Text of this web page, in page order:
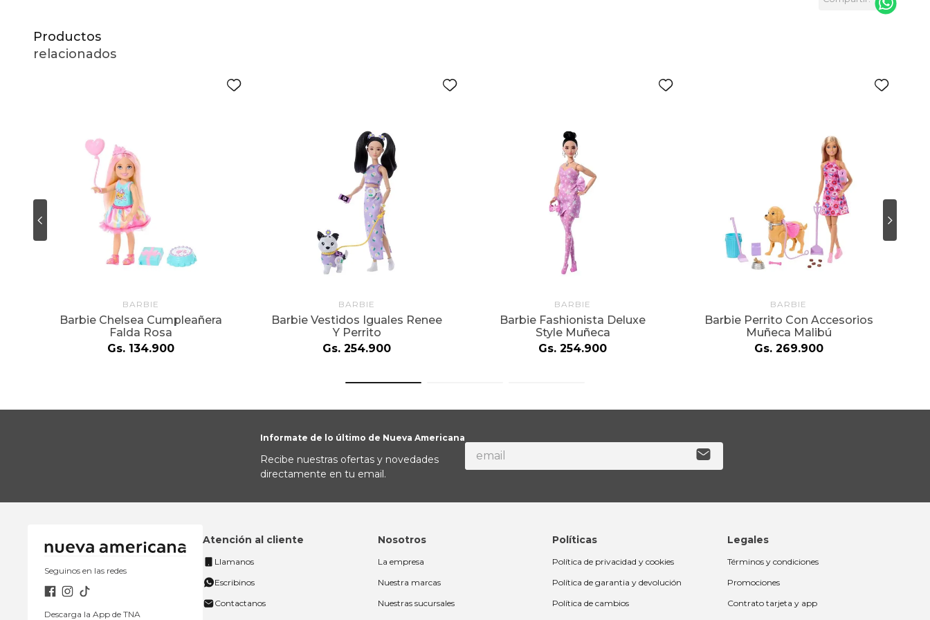
con 12 accesorios para crear innumerables peinados de lo
Productos
relacionados
BARBIE
Barbie Chelsea Cumpleañera
Falda Rosa
Gs. 134.900
BARBIE
Barbie Vestidos Iguales Renee
Y Perrito
Gs. 254.900
BARBIE
Barbie Fashionista Deluxe
Style Muñeca
Gs. 254.900
BARBIE
Barbie Perrito Con Accesorios
Muñeca Malibú
Gs. 269.900
Informate de lo último de Nueva Americana
Recibe nuestras ofertas y novedades
directamente en tu email.
Seguinos en las redes
Descarga la App de TNA
Atención al cliente
Llamanos
Escribinos
Contactanos
Nosotros
La empresa
Nuestra marcas
Nuestras sucursales
Políticas
Política de privacidad y cookies
Política de garantia y devolución
Política de cambios
Legales
Términos y condiciones
Promociones
Contrato tarjeta y app